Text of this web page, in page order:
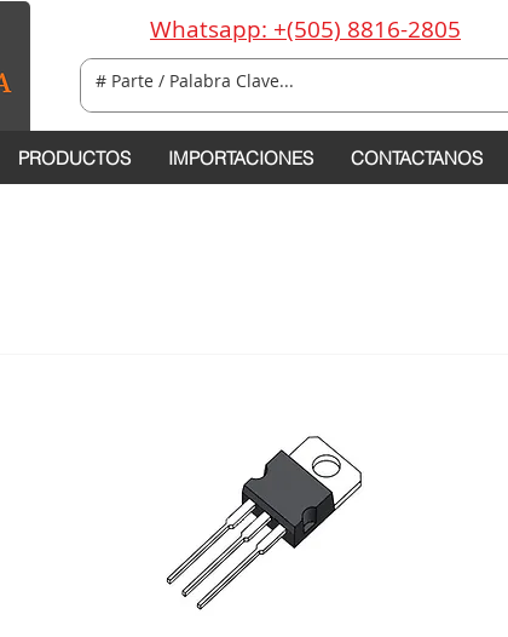
Whatsapp: +(505) 8816-2805
PRODUCTOS IMPORTACIONES CONTACTANOS